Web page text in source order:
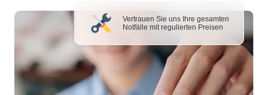
Vertrauen Sie uns Ihre gesamten
Notfälle mit regulierten Preisen